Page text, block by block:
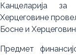
Канцеларија
Херцеговине
Босне и
Предмет